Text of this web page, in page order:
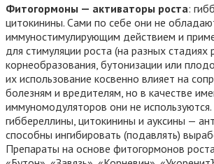
Фитогормоны — активаторы роста:
цитокинины. Сами по себе они не
иммуностимулирующим действием и
для стимуляции роста (на разных стадиях
корнеобразования, бутонизации или
их использование косвенно влияет на
болезням и вредителям, но в качестве
иммуномодуляторов они не
гиббереллины, цитокинины и ауксины —
способны ингибировать (подавлять)
Препараты на основе фитогормонов